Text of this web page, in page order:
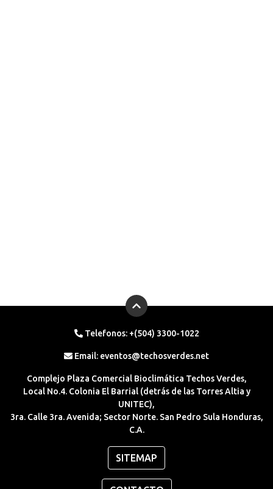
Telefonos: +(504) 3300-1022
Email: eventos@techosverdes.net
Complejo Plaza Comercial Bioclimática Techos Verdes,
Local No.4. Colonia El Barrial (detrás de las Torres Altia y
UNITEC),
3ra. Calle 3ra. Avenida; Sector Norte. San Pedro Sula Honduras,
C.A.
SITEMAP